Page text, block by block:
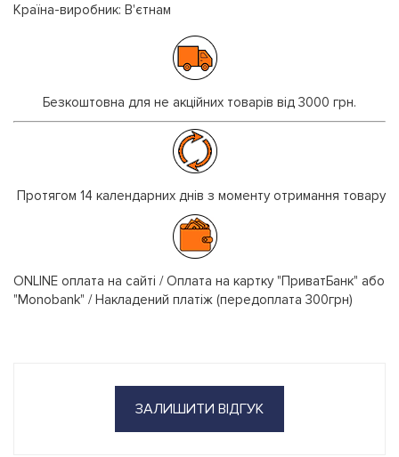
Країна-виробник: В'єтнам
Безкоштовна для не акційних товарів від 3000 грн.
Протягом 14 календарних днів з моменту отримання товару
ONLINE оплата на сайті / Оплата на картку "ПриватБанк" або
"Monobank" / Накладений платіж (передоплата 300грн)
ЗАЛИШИТИ ВІДГУК